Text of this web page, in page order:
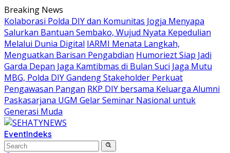
Skip
to
content
Breaking News
Kolaborasi Polda DIY dan Komunitas Jogja Menyapa
Salurkan Bantuan Sembako, Wujud Nyata Kepedulian
Melalui Dunia Digital IARMI Menata Langkah,
Menguatkan Barisan Pengabdian Humoriezt Siap Jadi
Garda Depan Jaga Kamtibmas di Bulan Suci Jaga Mutu
MBG, Polda DIY Gandeng Stakeholder Perkuat
Pengawasan Pangan RKP DIY bersama Keluarga Alumni
Paskasarjana UGM Gelar Seminar Nasional untuk
Generasi Muda
EventIndeks